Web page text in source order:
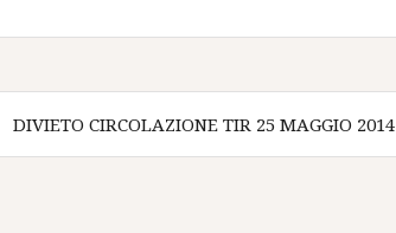
DIVIETO CIRCOLAZIONE TIR 25 MAGGIO 2014